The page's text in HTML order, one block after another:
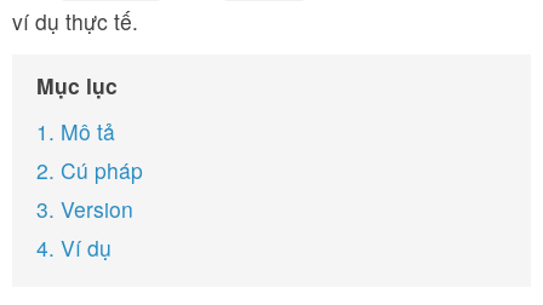
ví dụ thực tế.
Mục lục
1. Mô tả
2. Cú pháp
3. Version
4. Ví dụ